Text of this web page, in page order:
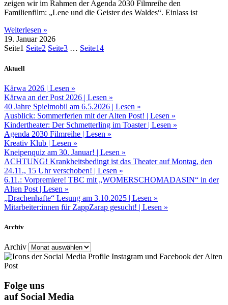
zeigen wir im Rahmen der Agenda 2030 Filmreihe den
Familienfilm: „Lene und die Geister des Waldes“. Einlass ist
Weiterlesen »
19. Januar 2026
Seite1 Seite2 Seite3 … Seite14
Aktuell
Kärwa 2026 | Lesen »
Kärwa an der Post 2026 | Lesen »
40 Jahre Spielmobil am 6.5.2026 | Lesen »
Ausblick: Sommerferien mit der Alten Post! | Lesen »
Kindertheater: Der Schmetterling im Toaster | Lesen »
Agenda 2030 Filmreihe | Lesen »
Kreativ Klub | Lesen »
Kneipenquiz am 30. Januar! | Lesen »
ACHTUNG! Krankheitsbedingt ist das Theater auf Montag, den
24.11., 15 Uhr verschoben! | Lesen »
6.11.: Vorpremiere! TBC mit „WOMERSCHOMADASIN“ in der
Alten Post | Lesen »
„Drachenhafte“ Lesung am 3.10.2025 | Lesen »
Mitarbeiter:innen für ZappZarap gesucht! | Lesen »
Archiv
Archiv
Folge uns
auf Social Media